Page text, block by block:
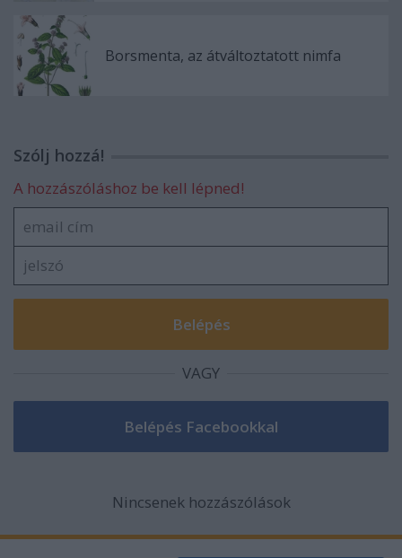
Borsmenta, az átváltoztatott nimfa
Szólj hozzá!
A hozzászóláshoz be kell lépned!
VAGY
Nincsenek hozzászólások